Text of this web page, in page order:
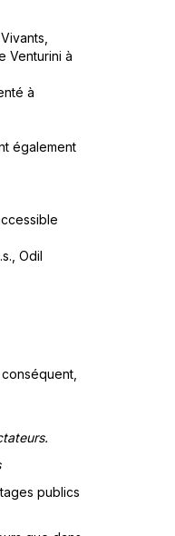
Venturini à
à
également
Odil
.
publics